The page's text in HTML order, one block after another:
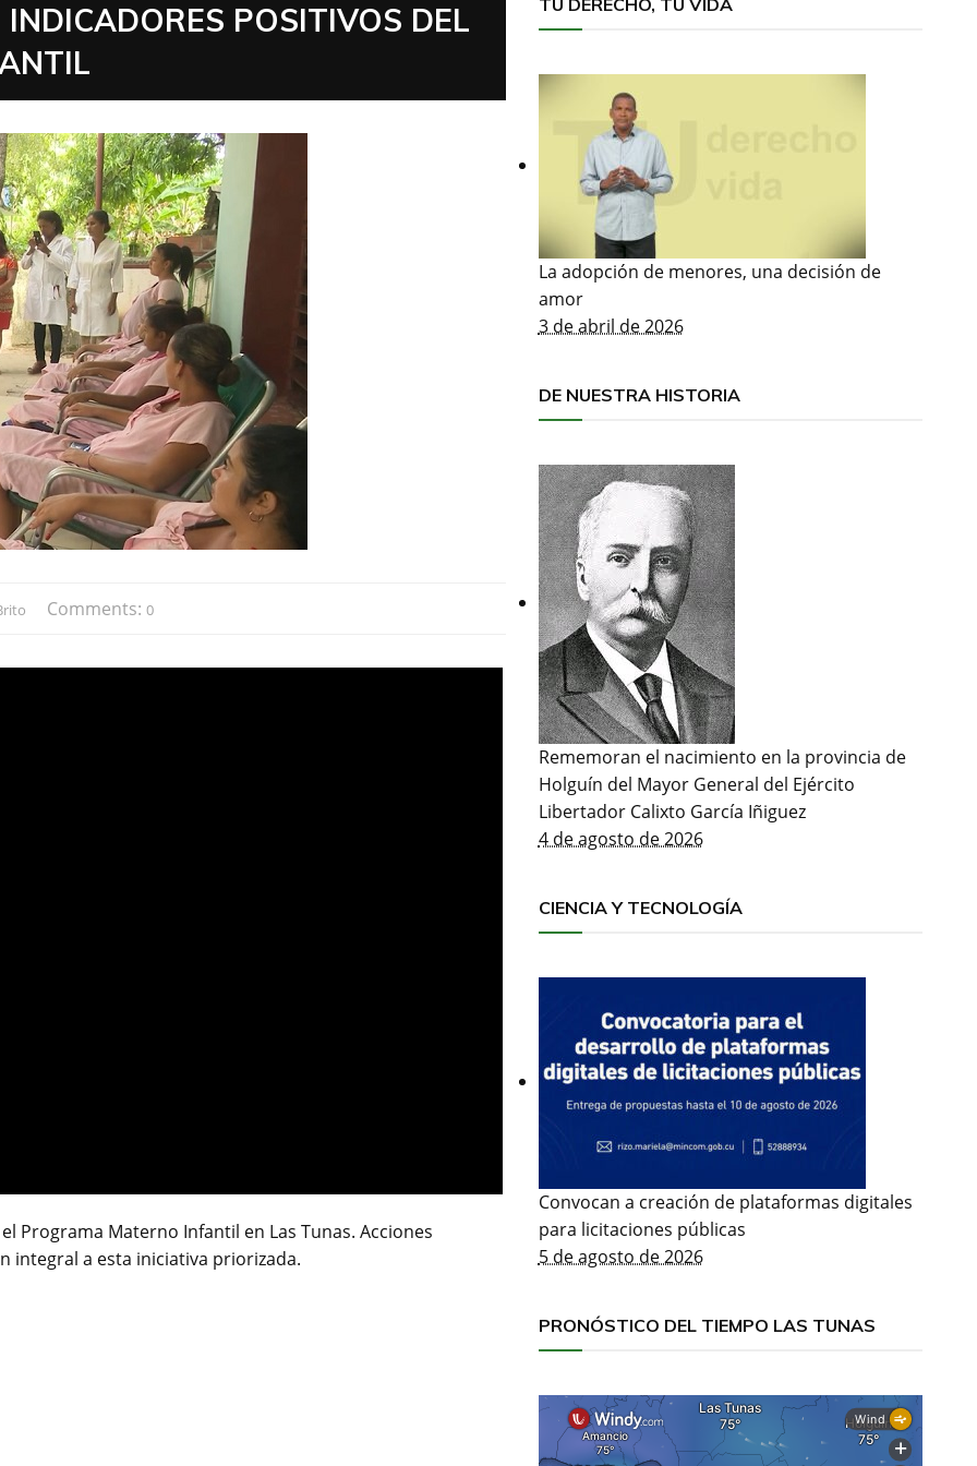
POSITIVOS DEL
Comments: 0
Programa Materno Infantil en Las Tunas. Acciones
integral a esta iniciativa priorizada.
TU DERECHO, TU VIDA
La adopción de menores, una decisión de
amor
3 de abril de 2026
DE NUESTRA HISTORIA
Rememoran el nacimiento en la provincia de
Holguín del Mayor General del Ejército
Libertador Calixto García Iñiguez
4 de agosto de 2026
CIENCIA Y TECNOLOGÍA
Convocan a creación de plataformas digitales
para licitaciones públicas
5 de agosto de 2026
PRONÓSTICO DEL TIEMPO LAS TUNAS